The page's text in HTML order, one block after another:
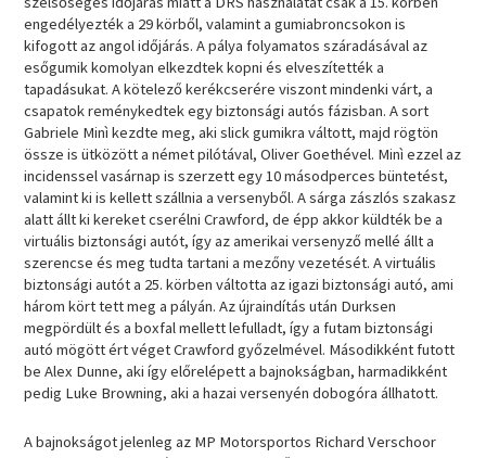
engedélyezték a 29 körből, valamint a gumiabroncsokon is
kifogott az angol időjárás. A pálya folyamatos száradásával az
esőgumik komolyan elkezdtek kopni és elveszítették a
tapadásukat. A kötelező kerékcserére viszont mindenki várt, a
csapatok reménykedtek egy biztonsági autós fázisban. A sort
Gabriele Minì kezdte meg, aki slick gumikra váltott, majd rögtön
össze is ütközött a német pilótával, Oliver Goethével. Minì ezzel az
incidenssel vasárnap is szerzett egy 10 másodperces büntetést,
valamint ki is kellett szállnia a versenyből. A sárga zászlós szakasz
alatt állt ki kereket cserélni Crawford, de épp akkor küldték be a
virtuális biztonsági autót, így az amerikai versenyző mellé állt a
szerencse és meg tudta tartani a mezőny vezetését. A virtuális
biztonsági autót a 25. körben váltotta az igazi biztonsági autó, ami
három kört tett meg a pályán. Az újraindítás után Durksen
megpördült és a boxfal mellett lefulladt, így a futam biztonsági
autó mögött ért véget Crawford győzelmével. Másodikként futott
be Alex Dunne, aki így előrelépett a bajnokságban, harmadikként
pedig Luke Browning, aki a hazai versenyén dobogóra állhatott.
A bajnokságot jelenleg az MP Motorsportos Richard Verschoor